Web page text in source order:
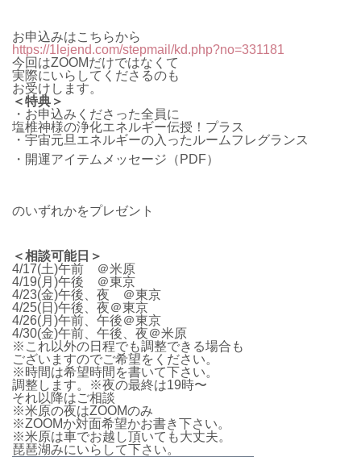
お申込みはこちらから
https://1lejend.com/stepmail/kd.php?no=331181
今回はZOOMだけではなくて
実際にいらしてくださるのも
お受けします。
＜特典＞
・お申込みくださった全員に
塩椎神様の浄化エネルギー伝授！プラス
・宇宙元旦エネルギーの入ったルームフレグランス
・開運アイテムメッセージ（PDF）
のいずれかをプレゼント
＜相談可能日＞
4/17(土)午前 ＠米原
4/19(月)午後 ＠東京
4/23(金)午後、夜 ＠東京
4/25(日)午後、夜＠東京
4/26(月)午前、午後＠東京
4/30(金)午前、午後、夜＠米原
※これ以外の日程でも調整できる場合も
ございますのでご希望をください。
※時間は希望時間を書いて下さい。
調整します。※夜の最終は19時〜
それ以降はご相談
※米原の夜はZOOMのみ
※ZOOMか対面希望かお書き下さい。
※米原は車でお越し頂いても大丈夫。
琵琶湖みにいらして下さい。